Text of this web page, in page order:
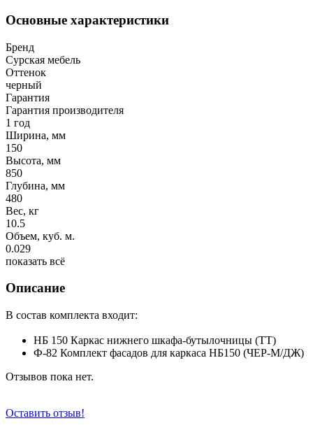
Основные характеристики
Бренд
Сурская мебель
Оттенок
черный
Гарантия
Гарантия производителя
1 год
Ширина, мм
150
Высота, мм
850
Глубина, мм
480
Вес, кг
10.5
Объем, куб. м.
0.029
показать всё
Описание
В состав комплекта входит:
НБ 150 Каркас нижнего шкафа-бутылочницы (ТТ)
Ф-82 Комплект фасадов для каркаса НБ150 (ЧЕР-М/ДЖ)
Отзывов пока нет.
Оставить отзыв!